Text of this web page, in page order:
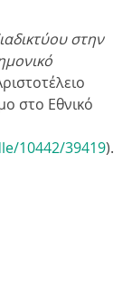
στην
στο Εθνικό
10442/39419).